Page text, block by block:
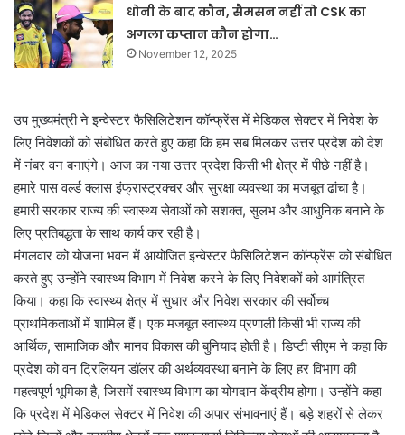
धोनी के बाद कौन, सैमसन नहीं तो CSK का
अगला कप्तान कौन होगा…
November 12, 2025
उप मुख्यमंत्री ने इन्वेस्टर फैसिलिटेशन कॉन्फ्रेंस में मेडिकल सेक्टर में निवेश के
लिए निवेशकों को संबोधित करते हुए कहा कि हम सब मिलकर उत्तर प्रदेश को देश
में नंबर वन बनाएंगे। आज का नया उत्तर प्रदेश किसी भी क्षेत्र में पीछे नहीं है।
हमारे पास वर्ल्ड क्लास इंफ्रास्ट्रक्चर और सुरक्षा व्यवस्था का मजबूत ढांचा है।
हमारी सरकार राज्य की स्वास्थ्य सेवाओं को सशक्त, सुलभ और आधुनिक बनाने के
लिए प्रतिबद्धता के साथ कार्य कर रही है।
मंगलवार को योजना भवन में आयोजित इन्वेस्टर फैसिलिटेशन कॉन्फ्रेंस को संबोधित
करते हुए उन्होंने स्वास्थ्य विभाग में निवेश करने के लिए निवेशकों को आमंत्रित
किया। कहा कि स्वास्थ्य क्षेत्र में सुधार और निवेश सरकार की सर्वोच्च
प्राथमिकताओं में शामिल हैं। एक मजबूत स्वास्थ्य प्रणाली किसी भी राज्य की
आर्थिक, सामाजिक और मानव विकास की बुनियाद होती है। डिप्टी सीएम ने कहा कि
प्रदेश को वन ट्रिलियन डॉलर की अर्थव्यवस्था बनाने के लिए हर विभाग की
महत्वपूर्ण भूमिका है, जिसमें स्वास्थ्य विभाग का योगदान केंद्रीय होगा। उन्होंने कहा
कि प्रदेश में मेडिकल सेक्टर में निवेश की अपार संभावनाएं हैं। बड़े शहरों से लेकर